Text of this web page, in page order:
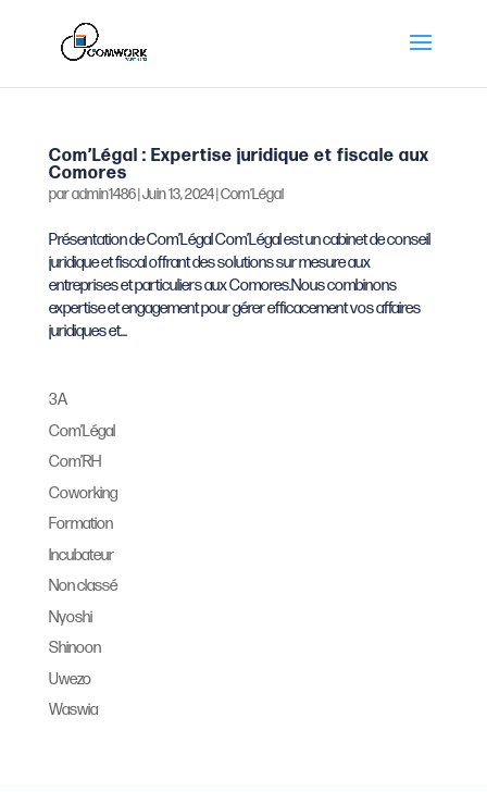
Com’Légal : Expertise juridique et fiscale aux
Comores
paradmin1486|Juin 13, 2024|Com’Légal
Présentation de Com’Légal Com’Légal est un cabinet de conseil
juridique et fiscal offrant des solutions sur mesure aux
entreprises et particuliers aux Comores.Nous combinons
expertise et engagement pour gérer efficacement vos affaires
juridiques et...
3A
Com’Légal
Com’RH
Coworking
Formation
Incubateur
Non classé
Nyoshi
Shinoon
Uwezo
Waswia